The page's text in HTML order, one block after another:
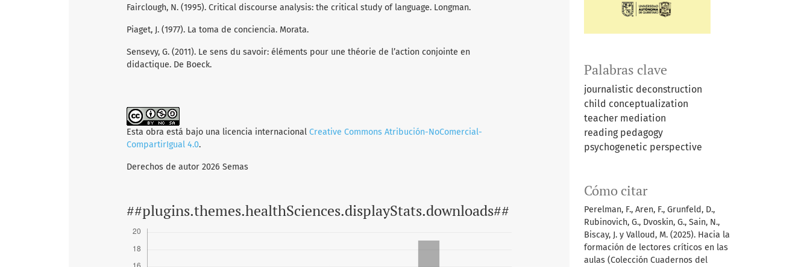
Palabras clave
journalistic deconstruction
child conceptualization
teacher mediation
reading pedagogy
psychogenetic perspective
Cómo citar
Perelman, F., Aren, F., Grunfeld, D.,
Rubinovich, G., Dvoskin, G., Sain, N.,
Biscay, J. y Valloud, M. (2025). Hacia la
formación de lectores críticos en las
aulas (Colección Cuadernos del
Fairclough, N. (1995). Critical discourse analysis: the critical study of language. Longman.
Piaget, J. (1977). La toma de conciencia. Morata.
Sensevy, G. (2011). Le sens du savoir: éléments pour une théorie de l’action conjointe en
didactique. De Boeck.
Esta obra está bajo una licencia internacional Creative Commons Atribución-NoComercial-
CompartirIgual 4.0.
Derechos de autor 2026 Semas
##plugins.themes.healthSciences.displayStats.downloads##